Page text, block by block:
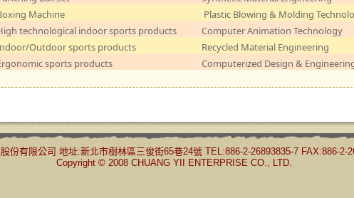
Machine
Plastic Blowing & Molding
technological indoor sports products
Computer Animation Technology
Outdoor sports products
Recycled Material Engineering
sports products Computerized Design &
份有限公司 地址:新北市樹林區三俊街65巷24號 TEL:886-2-26893835-7 FAX:886-2-
Copyright © 2008 CHUANG YII ENTERPRISE CO., LTD.